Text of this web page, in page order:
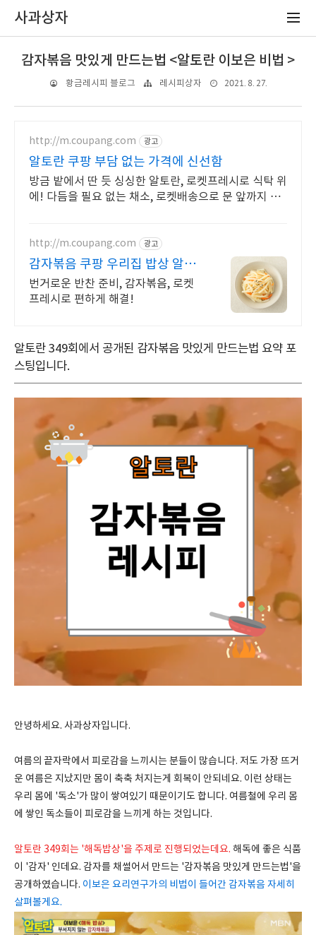
사과상자
감자볶음 맛있게 만드는법 <알토란 이보은 비법 >
황금레시피 블로그 레시피상자 2021. 8. 27.
http://m.coupang.com 광고
알토란 쿠팡 부담 없는 가격에 신선함
방금 밭에서 딴 듯 싱싱한 알토란, 로켓프레시로 식탁 위
에! 다듬을 필요 없는 채소, 로켓배송으로 문 앞까지 신
http://m.coupang.com 광고
감자볶음 쿠팡 우리집 밥상 알뜰
하게
번거로운 반찬 준비, 감자볶음, 로켓
프레시로 편하게 해결!
알토란 349회에서 공개된 감자볶음 맛있게 만드는법 요약 포
스팅입니다.
안녕하세요. 사과상자입니다.
여름의 끝자락에서 피로감을 느끼시는 분들이 많습니다. 저도 가장 뜨거
운 여름은 지났지만 몸이 축축 처지는게 회복이 안되네요. 이런 상태는
우리 몸에 '독소'가 많이 쌓여있기 때문이기도 합니다. 여름철에 우리 몸
에 쌓인 독소들이 피로감을 느끼게 하는 것입니다.
알토란 349회는 '해독밥상'을 주제로 진행되었는데요. 해독에 좋은 식품
이 '감자' 인데요. 감자를 채썰어서 만드는 '감자볶음 맛있게 만드는법'을
공개하였습니다. 이보은 요리연구가의 비법이 들어간 감자볶음 자세히
살펴볼게요.